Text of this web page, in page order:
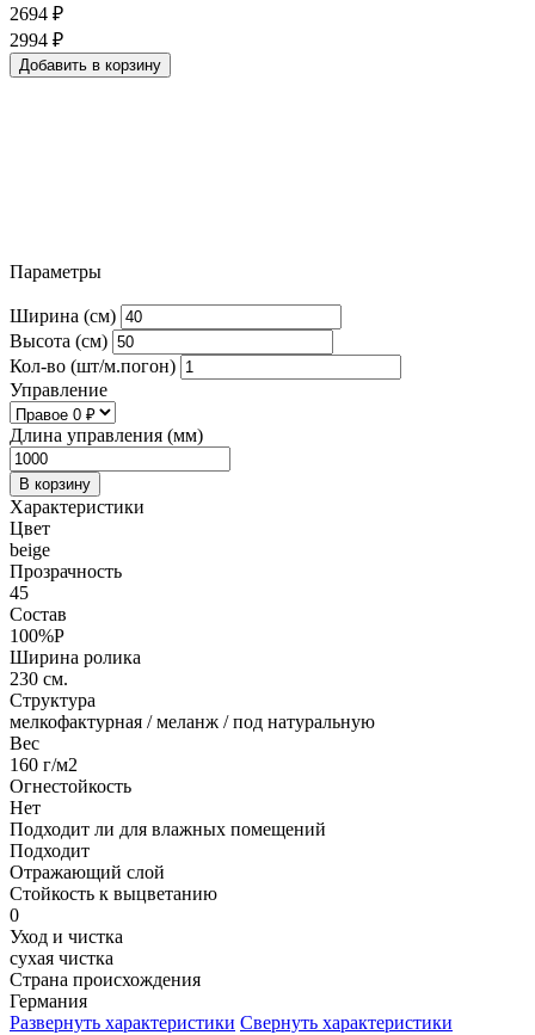
2694 ₽
2994 ₽
Добавить в корзину
Параметры
Ширина (см)
Высота (см)
Кол-во (шт/м.погон)
Управление
Длина управления (мм)
В корзину
Характеристики
Цвет
beige
Прозрачность
45
Состав
100%P
Ширина ролика
230 см.
Структура
мелкофактурная / меланж / под натуральную
Вес
160 г/м2
Огнестойкость
Нет
Подходит ли для влажных помещений
Подходит
Отражающий слой
Стойкость к выцветанию
0
Уход и чистка
сухая чистка
Страна происхождения
Германия
Развернуть характеристики Свернуть характеристики